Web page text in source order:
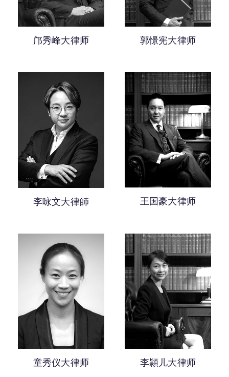
邝秀峰大律师 郭憬宪大律师
李咏文大律師 王国豪大律师
童秀仪大律师 李頴儿大律师